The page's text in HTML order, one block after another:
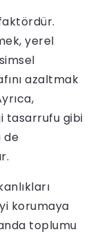
yerel
azaltmak
tasarrufu gibi
de
korumaya
toplumu